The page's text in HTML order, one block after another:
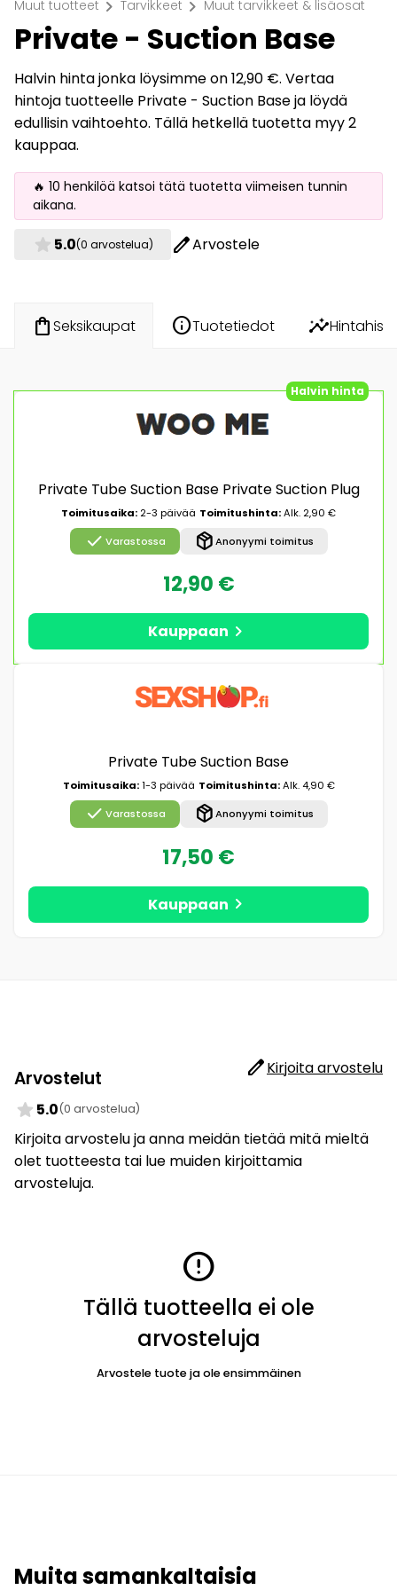
Muut tuotteet chevron_right Tarvikkeet chevron_right Muut tarvikkeet & lisäosat
Private - Suction Base
Halvin hinta jonka löysimme on 12,90 €. Vertaa
hintoja tuotteelle Private - Suction Base ja löydä
edullisin vaihtoehto. Tällä hetkellä tuotetta myy 2
kauppaa.
🔥 10 henkilöä katsoi tätä tuotetta viimeisen tunnin
aikana.
star 5.0(0 arvostelua) editArvostele
shopping_bagSeksikaupat infoTuotetiedot insights
Halvin hinta
Private Tube Suction Base Private Suction Plug
Toimitusaika: 2-3 päivää Toimitushinta:Alk. 2,90 €
check Varastossa package_2Anonyymi toimitus
12,90 €
Kauppaan chevron_right
Private Tube Suction Base
Toimitusaika:1-3 päivää Toimitushinta:Alk. 4,90 €
check Varastossa package_2Anonyymi toimitus
17,50 €
Kauppaan chevron_right
Arvostelut editKirjoita arvostelu
star 5.0(0 arvostelua)
Kirjoita arvostelu ja anna meidän tietää mitä mieltä
olet tuotteesta tai lue muiden kirjoittamia
arvosteluja.
error
Tällä tuotteella ei ole
arvosteluja
Arvostele tuote ja ole ensimmäinen
Muita samankaltaisia